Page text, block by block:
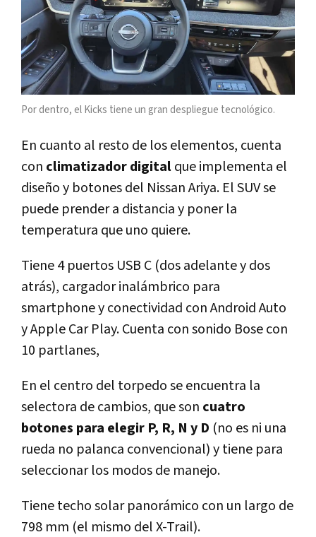
Por dentro, el Kicks tiene un gran despliegue tecnológico.
En cuanto al resto de los elementos, cuenta
con climatizador digitalque implementa el
diseño y botones del Nissan Ariya. El SUV se
puede prender a distancia y poner la
temperatura que uno quiere.
Tiene 4 puertos USB C (dos adelante y dos
atrás), cargador inalámbrico para
smartphone y conectividad con Android Auto
y Apple Car Play. Cuenta con sonido Bose con
10 partlanes,
En el centro del torpedo se encuentra la
selectora de cambios, que son cuatro
botones para elegir P, R, N y D (no es ni una
rueda no palanca convencional) y tiene para
seleccionar los modos de manejo.
Tiene techo solar panorámico con un largo de
798 mm (el mismo del X-Trail).